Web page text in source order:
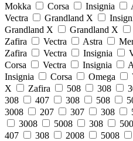
Mokka
Corsa Insignia
Vectra
Grandland X
Grandland X
Grandland X
Zafira
Vectra Astra
Zafira
Vectra Insignia
Corsa
Vectra Insignia
Insignia
Corsa Omega
X
Zafira 508 308
308
407 308 508
3008
207 307 308
3008
5008 308
407
308 2008 5008